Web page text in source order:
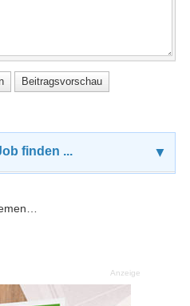
finden ... ▼
Anzeige